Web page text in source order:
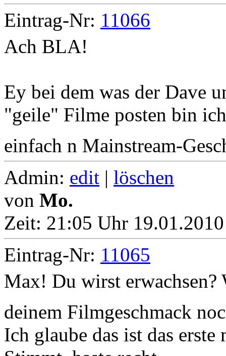
Eintrag-Nr: 11066
Ach BLA!
Ey bei dem was der Dave
"geile" Filme posten bin
einfach n Mainstream-
Admin: edit | löschen
von Mo.
Zeit: 21:05 Uhr
Eintrag-Nr: 11065
Max! Du wirst erwachsen?
deinem Filmgeschmack
Ich glaube das ist das erste